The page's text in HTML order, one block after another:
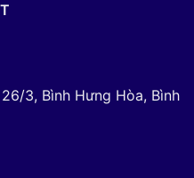
3, Bình Hưng Hòa, Bình